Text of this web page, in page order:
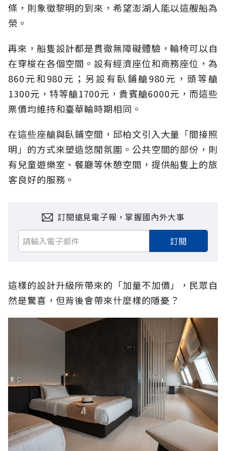
條，則象徵黎明的到來，希望澎湖人能以這艘船為
榮。
再來，船隻設計都是貫徹無障礙體驗，輪椅可以自
在穿梭在各個空間。設有經濟座位和商務座位，為
860元和980元；另設有臥鋪艙980元，頭等艙
1300元，特等艙1700元，貴賓艙6000元，而這些
票價均維持和臺華輪時期相同。
在這些座艙與臥鋪空間，邱柏文引入大量「間接照
明」的方式來塑造悠閒氛圍。公共空間的部份，則
有兒童遊樂室、餐廳等休憩空間，提供船隻上的旅
客良好的服務。
訂閱遠見電子報，掌握國內外大事
訂閱
這樣的設計升級所帶來的「加量不加價」，民眾自
然是驚喜，但背後會帶來什麼樣的隱憂？